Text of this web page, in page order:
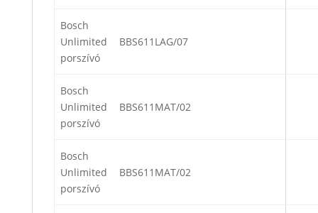
Bosch
Unlimited
porszívó
BBS611LAG/07
Bosch
Unlimited
porszívó
BBS611MAT/02
Bosch
Unlimited
porszívó
BBS611MAT/02